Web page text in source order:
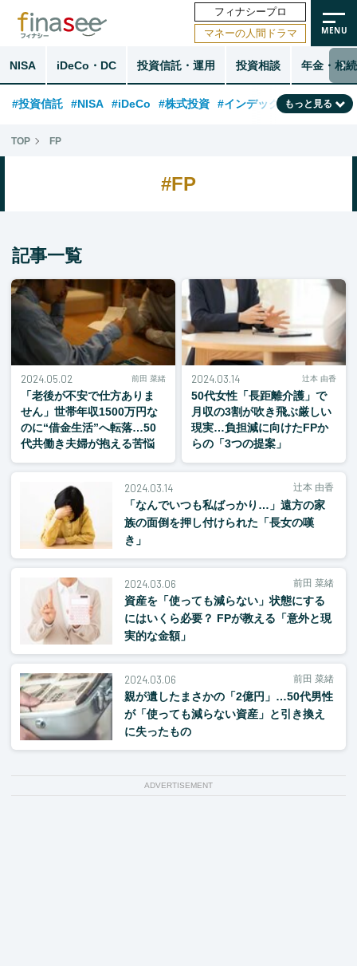
フィナシープロ
マネーの人間ドラマ
NISA iDeCo・DC 投資信託・運用 投資相談 年金・相続
#投資信託 #NISA #iDeCo #株式投資 #インデックスファンド
#相談事例
もっと見る
TOP FP
#FP
記事一覧
2024.05.02 前田 菜緒
「老後が不安で仕方ありま
せん」世帯年収1500万円な
のに“借金生活”へ転落…50
代共働き夫婦が抱える苦悩
2024.03.14 辻本 由香
50代女性「長距離介護」で
月収の3割が吹き飛ぶ厳しい
現実…負担減に向けたFPか
らの「3つの提案」
2024.03.14 辻本 由香
「なんでいつも私ばっかり…」遠方の家
族の面倒を押し付けられた「長女の嘆
き」
2024.03.06 前田 菜緒
資産を「使っても減らない」状態にする
にはいくら必要？ FPが教える「意外と現
実的な金額」
2024.03.06 前田 菜緒
親が遺したまさかの「2億円」…50代男性
が「使っても減らない資産」と引き換え
に失ったもの
ADVERTISEMENT